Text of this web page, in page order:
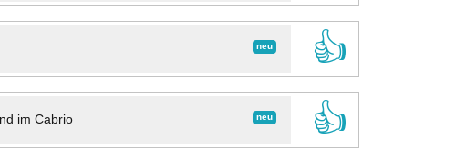
neu
👍
neu
im Cabrio
👍